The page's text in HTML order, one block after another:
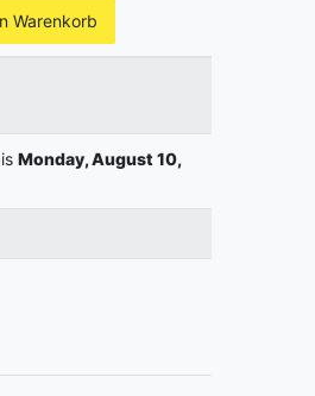
Warenkorb
Monday, August 10,